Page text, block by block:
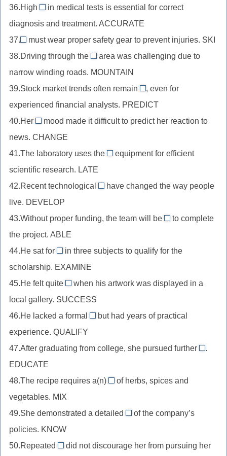
adj),
importance
+-
t
(ce
в
существительным,
climate
(e
убрать)
существительное
в
роли
подлежащего,
tion
(теряя
e)
36.High
accuracy
//
существительное
после
прилагательного,
accurate
(избавимся
от
te)
in medical tests is essential for correct
diagnosis and treatment. ACCURATE
37.
Skiers
//
существительное
во
мн.ч.
в
ski
+-
er
+-
s
must wear proper safety gear to prevent injuries. SKI
38.Driving through the
mountainous
//
прилагательное
перед
существительным,
area was challenging due to
narrow winding roads. MOUNTAIN
39.Stock market trends often remain
unpredictable
//
прилагательное
глагола-
able
, even for
experienced financial analysts. PREDICT
40.Her
changeable
//
прилагательное
перед
существительным,
change
(сохраняем
e!)
mood made it difficult to predict her reaction to
news. CHANGE
41.The laboratory uses the
latest
степень
прилагательного,
equipment for efficient
scientific research. LATE
42.Recent technological
developments
существительное
мн.ч.
ment
s
have changed the way people
live. DEVELOP
43.Without proper funding, the team will be
unable
прилагательное
глагола-
to complete
the project. ABLE
44.He sat for
examinations
//
существительное
во
мн.ч.
после
ation
+-
s
(здесь
e
in three subjects to qualify for the
scholarship. EXAMINE
45.He felt quite
successful
//
прилагательное
после
глагола
when his artwork was displayed in a
local gallery. SUCCESS
46.He lacked a formal
qualification
существительное
прилагательного,
переходит
but had years of practical
experience. QUALIFY
47.After graduating from college, she pursued further
.
EDUCATE
48.The recipe requires a(n)
mixture
существительное
артикля,
of herbs, spices and
vegetables. MIX
49.She demonstrated a detailed
knowledge
существительное
of the company’s
policies. KNOW
50.Repeated
failures
did not discourage her from pursuing her